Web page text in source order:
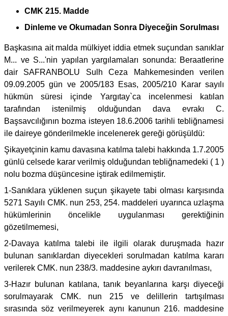
CMK 215. Madde
Dinleme ve Okumadan Sonra Diyeceğin Sorulması
Başkasına ait malda mülkiyet iddia etmek suçundan sanıklar
M... ve S...'nin yapılan yargılamaları sonunda: Beraatlerine
dair SAFRANBOLU Sulh Ceza Mahkemesinden verilen
09.09.2005 gün ve 2005/183 Esas, 2005/210 Karar sayılı
hükmün süresi içinde Yargıtay`ca incelenmesi katılan
tarafından istenilmiş olduğundan dava evrakı C.
Başsavcılığının bozma isteyen 18.6.2006 tarihli tebliğnamesi
ile daireye gönderilmekle incelenerek gereği görüşüldü:
Şikayetçinin kamu davasına katılma talebi hakkında 1.7.2005
günlü celsede karar verilmiş olduğundan tebliğnamedeki ( 1 )
nolu bozma düşüncesine iştirak edilmemiştir.
1-Sanıklara yüklenen suçun şikayete tabi olması karşısında
5271 Sayılı CMK. nun 253, 254. maddeleri uyarınca uzlaşma
hükümlerinin öncelikle uygulanması gerektiğinin
gözetilmemesi,
2-Davaya katılma talebi ile ilgili olarak duruşmada hazır
bulunan sanıklardan diyecekleri sorulmadan katılma kararı
verilerek CMK. nun 238/3. maddesine aykırı davranılması,
3-Hazır bulunan katılana, tanık beyanlarına karşı diyeceği
sorulmayarak CMK. nun 215 ve delillerin tartışılması
sırasında söz verilmeyerek aynı kanunun 216. maddesine